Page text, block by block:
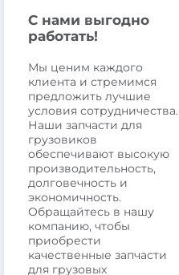
С нами выгодно
работать!
Мы ценим каждого
клиента и стремимся
предложить лучшие
условия сотрудничества.
Наши запчасти для
грузовиков
обеспечивают высокую
производительность,
долговечность и
экономичность.
Обращайтесь в нашу
компанию, чтобы
приобрести
качественные запчасти
для грузовых